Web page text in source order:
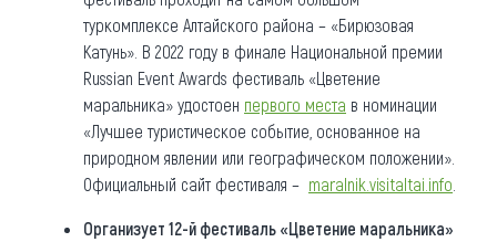
туркомплексе Алтайского района – «Бирюзовая
Катунь». В 2022 году в финале Национальной премии
Russian Event Awards фестиваль «Цветение
маральника» удостоен первого места в номинации
«Лучшее туристическое событие, основанное на
природном явлении или географическом положении».
Официальный сайт фестиваля – maralnik.visitaltai.info
Организует 12-й фестиваль «Цветение маральника»